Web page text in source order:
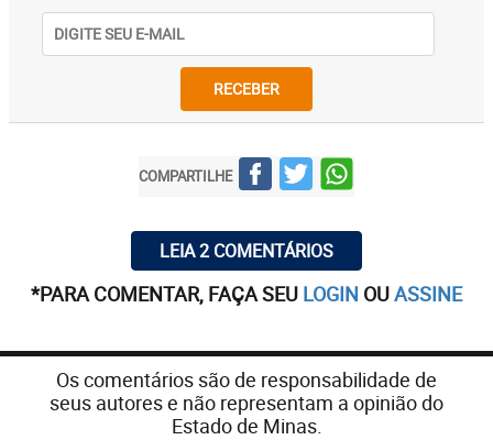
RECEBER
COMPARTILHE
LEIA 2 COMENTÁRIOS
*PARA COMENTAR, FAÇA SEU LOGIN OUASSINE
Os comentários são de responsabilidade de
seus autores e não representam a opinião do
Estado de Minas.